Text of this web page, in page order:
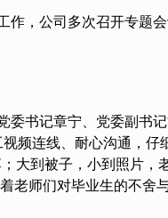
作，公司多次召开专题
委书记章宁、党委副书
频连线、耐心沟通，仔
大到被子，小到照片，
老师们对毕业生的不舍